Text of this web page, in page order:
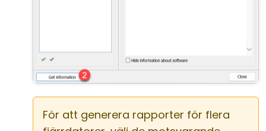
För att generera rapporter för flera